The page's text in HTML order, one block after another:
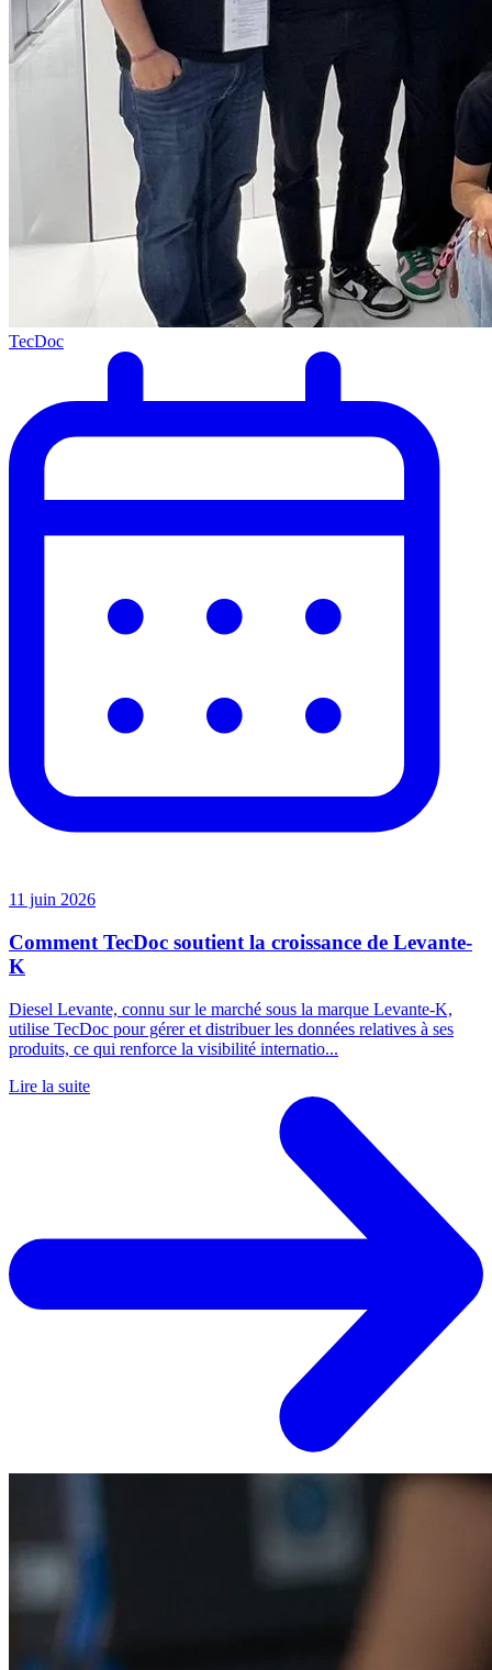
TecDoc
11 juin 2026
Comment TecDoc soutient la croissance de Levante-
K
Diesel Levante, connu sur le marché sous la marque Levante-K,
utilise TecDoc pour gérer et distribuer les données relatives à ses
produits, ce qui renforce la visibilité internatio...
Lire la suite